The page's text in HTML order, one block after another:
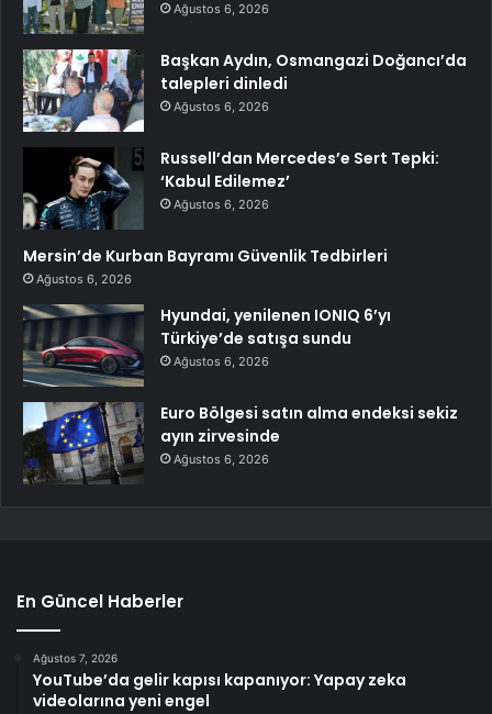
Ağustos 6, 2026
Başkan Aydın, Osmangazi Doğancı’da
talepleri dinledi
Ağustos 6, 2026
Russell’dan Mercedes’e Sert Tepki:
‘Kabul Edilemez’
Ağustos 6, 2026
Mersin’de Kurban Bayramı Güvenlik Tedbirleri
Ağustos 6, 2026
Hyundai, yenilenen IONIQ 6’yı
Türkiye’de satışa sundu
Ağustos 6, 2026
Euro Bölgesi satın alma endeksi sekiz
ayın zirvesinde
Ağustos 6, 2026
En Güncel Haberler
Ağustos 7, 2026
YouTube’da gelir kapısı kapanıyor: Yapay zeka
videolarına yeni engel